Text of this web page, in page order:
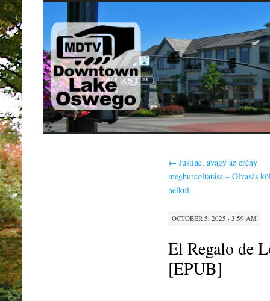
SKIP
TO
CONTENT
← Justine, avagy az erény
meghurcoltatása – Olvasás
nélkül
OCTOBER 5, 2025 · 3:59 AM
El Regalo de
[EPUB]